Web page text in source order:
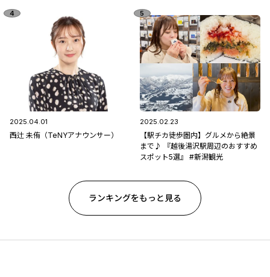
2025.04.01
西辻 未侑（TeNYアナウンサー）
2025.02.23
【駅チカ徒歩圏内】グルメから絶景
まで♪ 『越後湯沢駅周辺のおすすめ
スポット5選』 #新潟観光
ランキングをもっと見る